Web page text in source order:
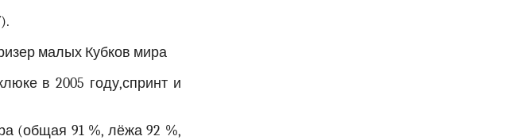
малых Кубков мира
в 2005 году,спринт и
(общая 91 %, лёжа 92 %,